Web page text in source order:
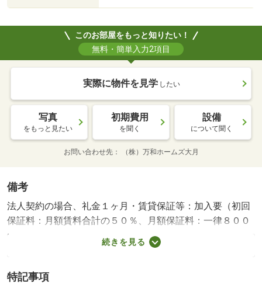
このお部屋をもっと知りたい！
無料・簡単入力2項目
実際に物件を見学 したい
写真
をもっと見たい
初期費用
を聞く
設備
について聞く
お問い合わせ先 （株）万和ホームズ大月
備考
法人契約の場合、礼金１ヶ月・賃貸保証等：加入要（初回
保証料：月額賃料合計の５０％、月額保証料：一律８００
円）・インターネット使用無料♪オール電化♪モニター付イ
ンターホン♪ＩＨ１口コンロ付♪ミニ冷蔵庫付♪収納スペース
料：４２，９００円
続きを見る
特記事項